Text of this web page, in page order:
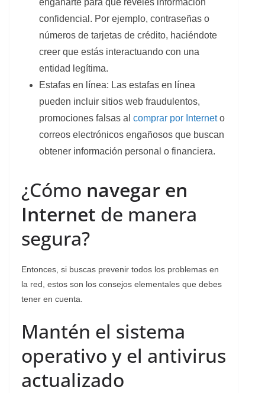
confidencial. Por ejemplo, contraseñas o
números de tarjetas de crédito, haciéndote
creer que estás interactuando con una
entidad legítima.
Estafas en línea: Las estafas en línea
pueden incluir sitios web fraudulentos,
promociones falsas al comprar por Interneto
correos electrónicos engañosos que buscan
obtener información personal o financiera.
¿Cómo navegar en
Internet de manera
segura?
Entonces, si buscas prevenir todos los problemas en
la red, estos son los consejos elementales que debes
tener en cuenta.
Mantén el sistema
operativo y el antivirus
actualizado